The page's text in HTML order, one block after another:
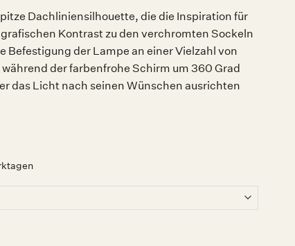
Dachliniensilhouette, die die Inspiration für
Kontrast zu den verchromten Sockeln
Befestigung der Lampe an einer Vielzahl von
der farbenfrohe Schirm um 360 Grad
das Licht nach seinen Wünschen ausrichten